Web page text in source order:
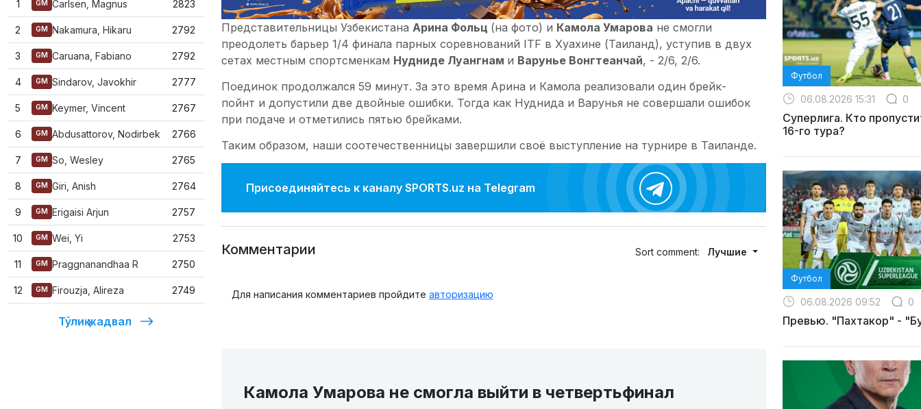
1 GM Carlsen, Magnus 2823
2 GM Nakamura, Hikaru 2792
3 GM Caruana, Fabiano 2792
4 GM Sindarov, Javokhir 2777
5 GM Keymer, Vincent 2767
6 GM Abdusattorov, Nodirbek 2766
7 GM So, Wesley 2765
8 GM Giri, Anish 2764
9 GM Erigaisi Arjun 2757
10 GM Wei, Yi 2753
11 GM Praggnanandhaa R 2750
12 GM Firouzja, Alireza 2749
Тўлиқ жадвал
Представительницы Узбекистана Арина Фольц (на фото) и Камола Умарова не смогли
преодолеть барьер 1/4 финала парных соревнований ITF в Хуахине (Таиланд), уступив в двух
сетах местным спортсменкам Нудниде Луангнам и Варунье Вонгтеанчай, - 2/6, 2/6.
Поединок продолжался 59 минут. За это время Арина и Камола реализовали один брейк-
пойнт и допустили две двойные ошибки. Тогда как Нуднида и Варунья не совершали ошибок
при подаче и отметились пятью брейками.
Таким образом, наши соотечественницы завершили своё выступление на турнире в Таиланде.
Присоединяйтесь к каналу SPORTS.uz на Telegram
Комментарии Sort comment: Лучшие
Для написания комментариев пройдите авторизацию
Камола Умарова не смогла выйти в четвертьфинал
Футбол
06.08.2026 15:31 0
Суперлига. Кто
16-го тура?
Футбол
06.08.2026 09:52 0
Превью. "Пахтакор" -